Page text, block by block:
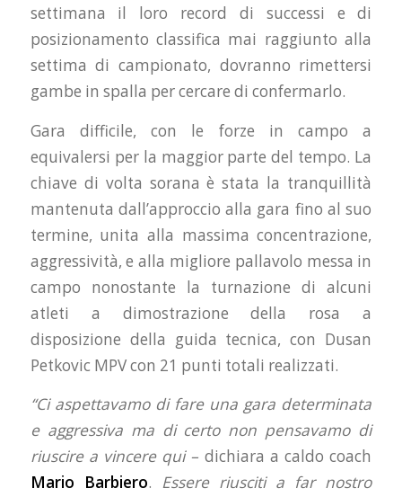
settimana il loro record di successi e di
posizionamento classifica mai raggiunto alla
settima di campionato, dovranno rimettersi
gambe in spalla per cercare di confermarlo.
Gara difficile, con le forze in campo a
equivalersi per la maggior parte del tempo. La
chiave di volta sorana è stata la tranquillità
mantenuta dall’approccio alla gara fino al suo
termine, unita alla massima concentrazione,
aggressività, e alla migliore pallavolo messa in
campo nonostante la turnazione di alcuni
atleti a dimostrazione della rosa a
disposizione della guida tecnica, con Dusan
Petkovic MPV con 21 punti totali realizzati.
“Ci aspettavamo di fare una gara determinata
e aggressiva ma di certo non pensavamo di
riuscire a vincere qui – dichiara a caldo coach
Mario Barbiero. Essere riusciti a far nostro